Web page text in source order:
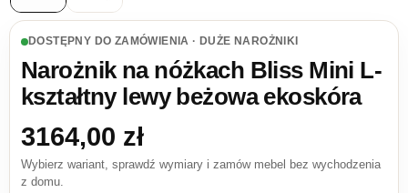
DOSTĘPNY DO ZAMÓWIENIA · DUŻE NAROŻNIKI
Narożnik na nóżkach Bliss Mini L-
kształtny lewy beżowa ekoskóra
3164,00 zł
Wybierz wariant, sprawdź wymiary i zamów mebel bez wychodzenia
z domu.